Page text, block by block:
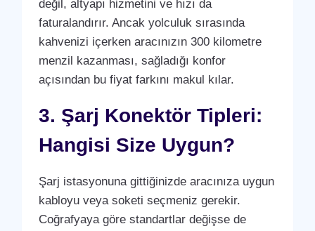
değil, altyapı hizmetini ve hızı da
faturalandırır. Ancak yolculuk sırasında
kahvenizi içerken aracınızın 300 kilometre
menzil kazanması, sağladığı konfor
açısından bu fiyat farkını makul kılar.
3. Şarj Konektör Tipleri:
Hangisi Size Uygun?
Şarj istasyonuna gittiğinizde aracınıza uygun
kabloyu veya soketi seçmeniz gerekir.
Coğrafyaya göre standartlar değişse de